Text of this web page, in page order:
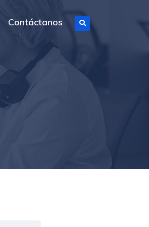
Contáctanos